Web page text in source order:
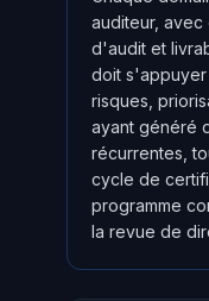
auditeur, avec
d'audit et
doit s'appuyer
risques,
ayant généré
récurrentes,
cycle de
programme
la revue de